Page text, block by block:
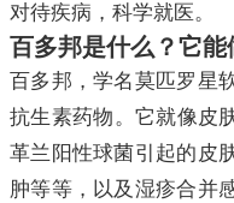
对待疾病，科学就医。
百多邦是什么？它能
百多邦，学名莫匹罗星
抗生素药物。它就像皮
革兰阳性球菌引起的皮
肿等等，以及湿疹合并